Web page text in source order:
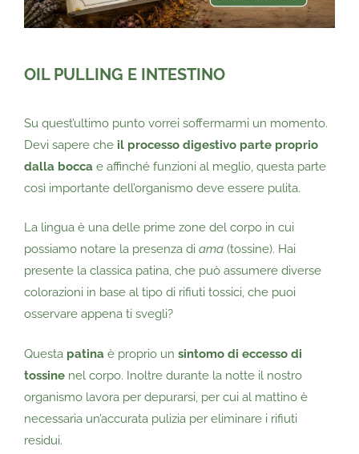
OIL PULLING E INTESTINO
Su quest’ultimo punto vorrei soffermarmi un momento.
Devi sapere che il processo digestivo parte proprio
dalla bocca e affinché funzioni al meglio, questa parte
così importante dell’organismo deve essere pulita.
La lingua è una delle prime zone del corpo in cui
possiamo notare la presenza di ama (tossine). Hai
presente la classica patina, che può assumere diverse
colorazioni in base al tipo di rifiuti tossici, che puoi
osservare appena ti svegli?
Questa patina è proprio un sintomo di eccesso di
tossine nel corpo. Inoltre durante la notte il nostro
organismo lavora per depurarsi, per cui al mattino è
necessaria un’accurata pulizia per eliminare i rifiuti
residui.